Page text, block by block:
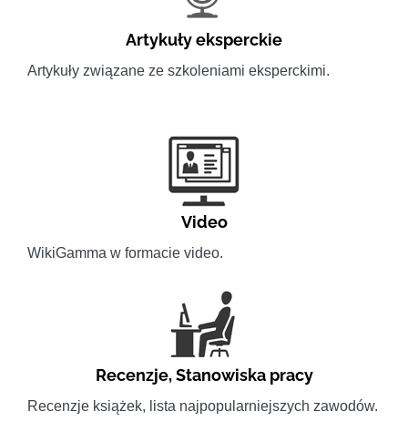
Artykuły eksperckie
Artykuły związane ze szkoleniami eksperckimi.
Video
WikiGamma w formacie video.
Recenzje,Stanowiska pracy
Recenzje książek, lista najpopularniejszych zawodów.